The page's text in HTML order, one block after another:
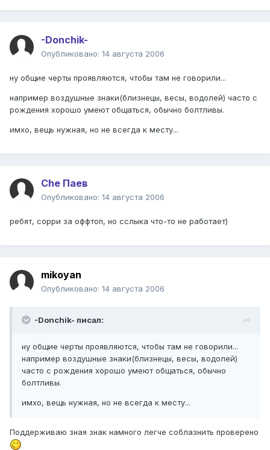
-Donchik-
Опубликовано: 14 августа 2006
ну общие черты проявляются, чтобы там не говорили...
например воздушные знаки(близнецы, весы, водолей) часто с
рождения хорошо умеют общаться, обычно болтливы.
имхо, вещь нужная, но не всегда к месту...
Che Паев
Опубликовано: 14 августа 2006
ребят, сорри за оффтоп, но сслыка что-то не работает)
mikoyan
Опубликовано: 14 августа 2006
-Donchik- писал:
ну общие черты проявляются, чтобы там не говорили...
например воздушные знаки(близнецы, весы, водолей)
часто с рождения хорошо умеют общаться, обычно
болтливы.
имхо, вещь нужная, но не всегда к месту...
Поддерживаю зная знак намного легче соблазнить проверено